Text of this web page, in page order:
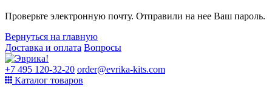
Проверьте электронную почту. Отправили на нее Ваш пароль.
Вернуться на главную
Доставка и оплата Вопросы
+7 495 120-32-20 order@evrika-kits.com
Каталог товаров